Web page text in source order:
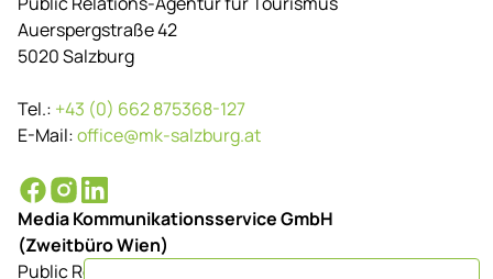
Auerspergstraße 42
5020 Salzburg
Tel.: +43 (0) 662 875368-127
E-Mail:office@mk-salzburg.at
Media Kommunikationsservice GmbH
(Zweitbüro Wien)
Public Relations-Agentur für Tourismus